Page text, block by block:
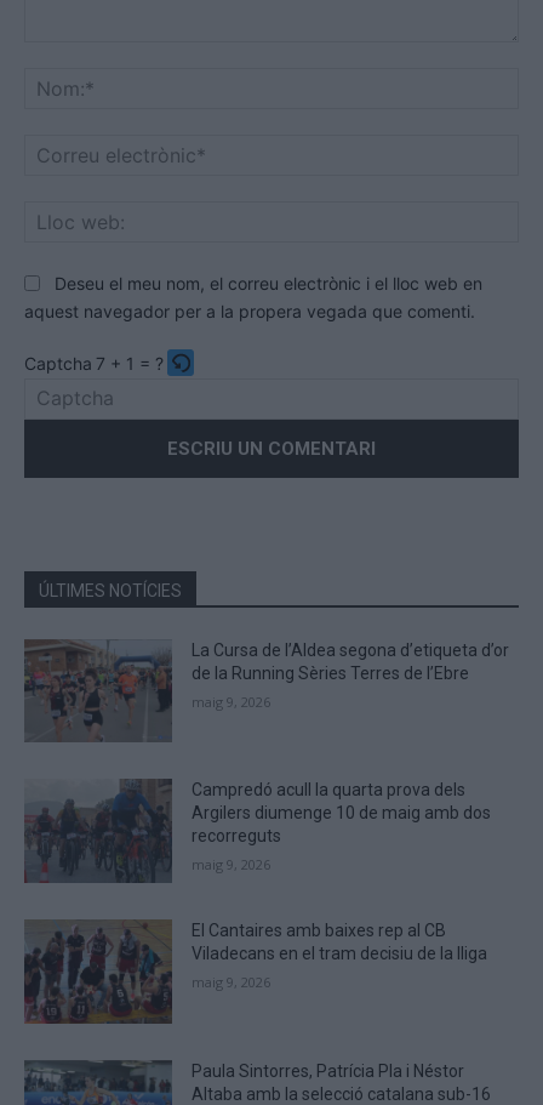
Deseu el meu nom, el correu electrònic i el lloc web en
aquest navegador per a la propera vegada que comenti.
Captcha 7 + 1 = ?
the
the
CAPTCHA
to
verify
that
you
ÚLTIMES NOTÍCIES
La Cursa de l’Aldea segona d’etiqueta d’or
de la Running Sèries Terres de l’Ebre
maig 9, 2026
Campredó acull la quarta prova dels
Argilers diumenge 10 de maig amb dos
recorreguts
maig 9, 2026
El Cantaires amb baixes rep al CB
Viladecans en el tram decisiu de la lliga
maig 9, 2026
Paula Sintorres, Patrícia Pla i Néstor
Altaba amb la selecció catalana sub-16